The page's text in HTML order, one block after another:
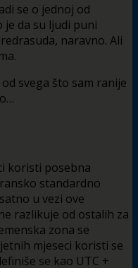
se o jednoj od
je da su ljudi puni
naravno. Ali
svega što sam ranije
koristi posebna
standardno
u vezi ove
razlikuje od ostalih za
zona se
mjeseci koristi se
se kao UTC +